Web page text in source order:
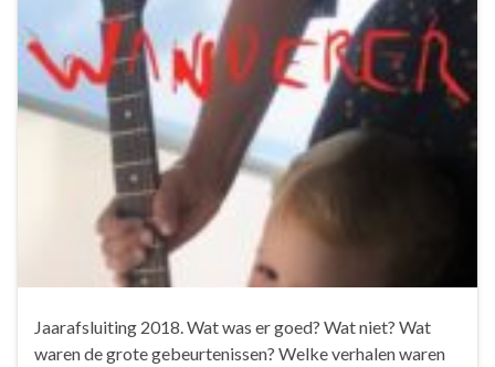
Jaarafsluiting 2018. Wat was er goed? Wat niet? Wat
waren de grote gebeurtenissen? Welke verhalen waren